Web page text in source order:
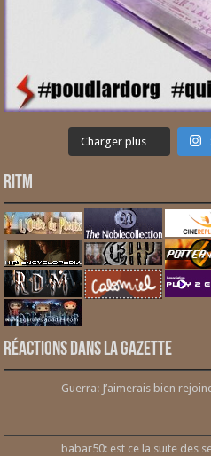
Charger plus…
RITM
Réactions dans la gazette
Guerra: J’aimerais bien
babar50: est ce la suite des